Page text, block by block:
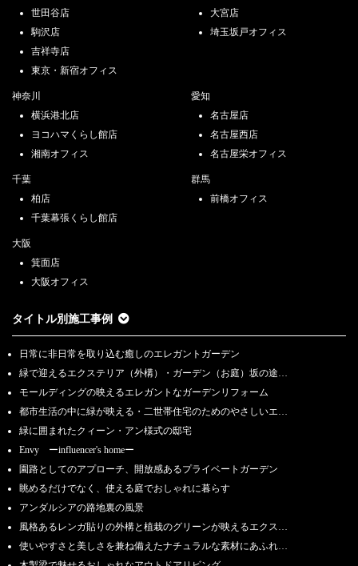
世田谷店
駒沢店
吉祥寺店
東京・新宿オフィス
千葉
柏店
千葉幕張くらし館店
群馬
前橋オフィス
愛知
名古屋店
名古屋西店
名古屋栄オフィス
神奈川
横浜港北店
ヨコハマくらし館店
湘南オフィス
大宮店
埼玉坂戸オフィス
大阪
箕面店
大阪オフィス
タイトル別施工事例
日常に非日常を取り込む癒しのエレガントガーデン
緑で迎えるエクステリア（外構）・ガーデン（お庭）坂の途…
モールディングの映えるエレガントなガーデンリフォーム
都市生活の中に緑が映える・二世帯住宅のためのやさしいエ…
緑に囲まれたクィーン・アン様式の邸宅
Envy ーinfluencer's homeー
園路としてのアプローチ、開放感あるプライベートガーデン
眺めるだけでなく、使える庭でおしゃれに暮らす
アンダルシアの路地裏の風景
風格あるレンガ貼りの外構と植栽のグリーンが映えるエクス…
使いやすさと美しさを兼ね備えたナチュラルな素材にあふれ…